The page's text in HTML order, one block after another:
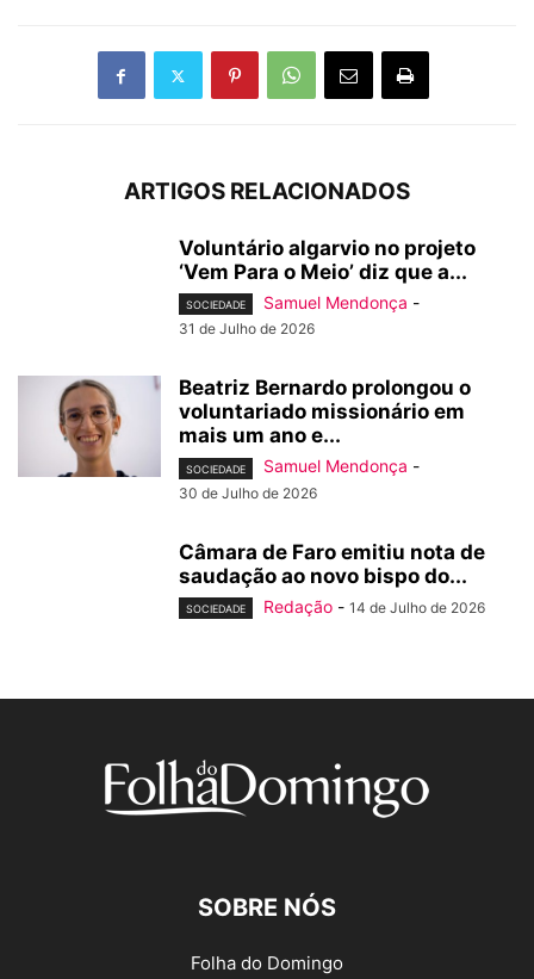
ARTIGOS RELACIONADOS
Voluntário algarvio no projeto
‘Vem Para o Meio’ diz que a...
SOCIEDADE Samuel Mendonça -
31 de Julho de 2026
Beatriz Bernardo prolongou o
voluntariado missionário em
mais um ano e...
SOCIEDADE Samuel Mendonça -
30 de Julho de 2026
Câmara de Faro emitiu nota de
saudação ao novo bispo do...
SOCIEDADE Redação - 14 de Julho de 2026
SOBRE NÓS
Folha do Domingo